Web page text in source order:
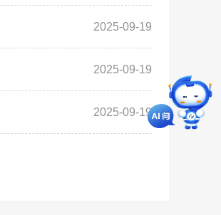
2025-09-19
2025-09-19
2025-09-19